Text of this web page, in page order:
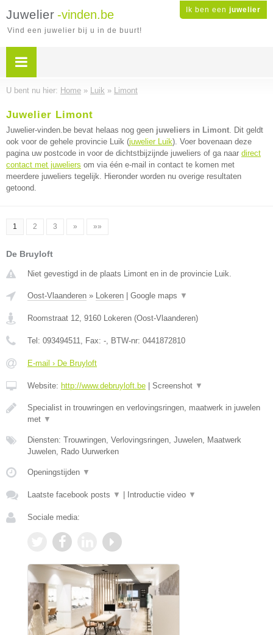
Ik ben een juwelier
Juwelier -vinden.be
Vind een juwelier bij u in de buurt!
U bent nu hier: Home » Luik » Limont
Juwelier Limont
Juwelier-vinden.be bevat helaas nog geen juweliers in Limont. Dit geldt
ook voor de gehele provincie Luik (juwelier Luik). Voer bovenaan deze
pagina uw postcode in voor de dichtstbijzijnde juweliers of ga naar direct
contact met juweliers om via één e-mail in contact te komen met
meerdere juweliers tegelijk. Hieronder worden nu overige resultaten
getoond.
1 2 3 » »»
De Bruyloft
Niet gevestigd in de plaats Limont en in de provincie Luik.
Oost-Vlaanderen » Lokeren Google maps ▼
Roomstraat 12, 9160 Lokeren (Oost-Vlaanderen)
Tel: 093494511, Fax: -, BTW-nr: 0441872810
E-mail › De Bruyloft
Website: http://www.debruyloft.be Screenshot ▼
Specialist in trouwringen en verlovingsringen, maatwerk in juwelen
met ▼
Diensten: Trouwringen, Verlovingsringen, Juwelen, Maatwerk
Juwelen, Rado Uurwerken
Openingstijden ▼
Laatste facebook posts ▼ Introductie video ▼
Sociale media: